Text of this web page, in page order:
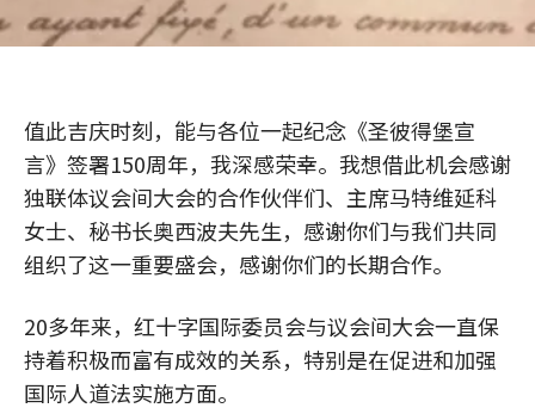
值此吉庆时刻，能与各位一起纪念《圣彼得堡宣
言》签署150周年，我深感荣幸。我想借此机会感谢
独联体议会间大会的合作伙伴们、主席马特维延科
女士、秘书长奥西波夫先生，感谢你们与我们共同
组织了这一重要盛会，感谢你们的长期合作。
20多年来，红十字国际委员会与议会间大会一直保
持着积极而富有成效的关系，特别是在促进和加强
国际人道法实施方面。